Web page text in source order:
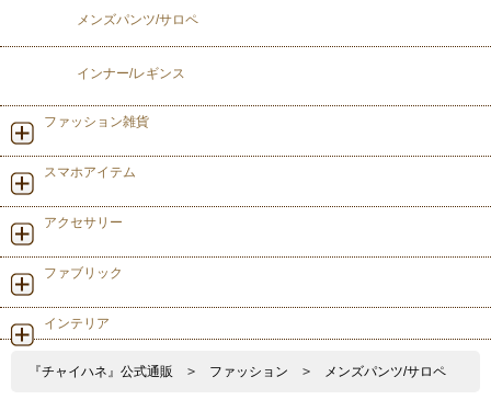
メンズパンツ/サロペ
インナー/レギンス
ファッション雑貨
スマホアイテム
アクセサリー
ファブリック
インテリア
『チャイハネ』公式通販 > ファッション > メンズパンツ/サロペ